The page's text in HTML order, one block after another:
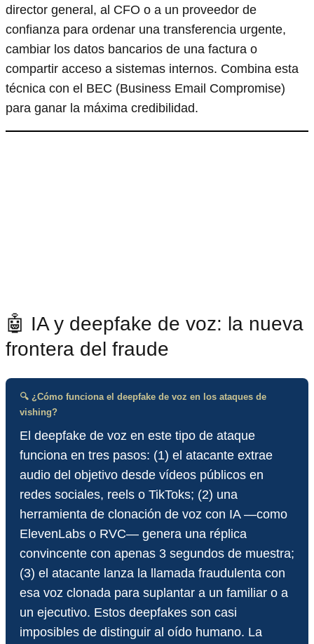
director general, al CFO o a un proveedor de
confianza para ordenar una transferencia urgente,
cambiar los datos bancarios de una factura o
compartir acceso a sistemas internos. Combina esta
técnica con el BEC (Business Email Compromise)
para ganar la máxima credibilidad.
🤖 IA y deepfake de voz: la nueva
frontera del fraude
🔍 ¿Cómo funciona el deepfake de voz en los ataques de
vishing?
El deepfake de voz en este tipo de ataque
funciona en tres pasos: (1) el atacante extrae
audio del objetivo desde vídeos públicos en
redes sociales, reels o TikToks; (2) una
herramienta de clonación de voz con IA —como
ElevenLabs o RVC— genera una réplica
convincente con apenas 3 segundos de muestra;
(3) el atacante lanza la llamada fraudulenta con
esa voz clonada para suplantar a un familiar o a
un ejecutivo. Estos deepfakes son casi
imposibles de distinguir al oído humano. La